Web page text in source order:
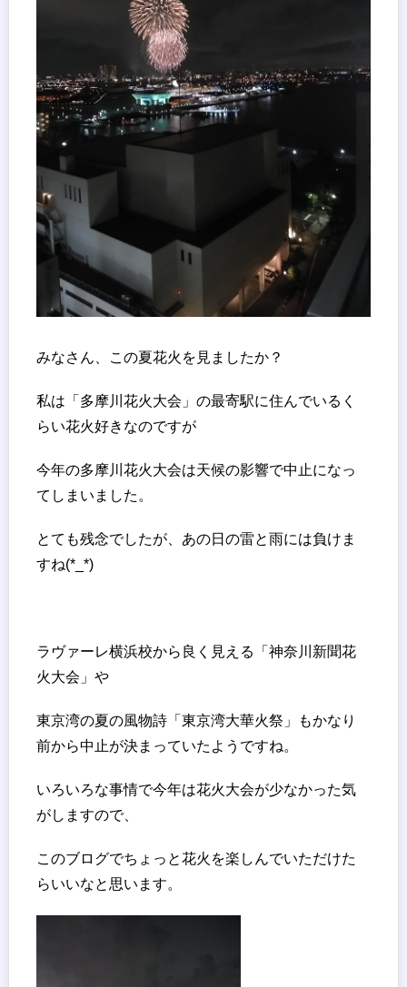
みなさん、この夏花火を見ましたか？
私は「多摩川花火大会」の最寄駅に住んでいるく
らい花火好きなのですが
今年の多摩川花火大会は天候の影響で中止になっ
てしまいました。
とても残念でしたが、あの日の雷と雨には負けま
すね(*_*)
ラヴァーレ横浜校から良く見える「神奈川新聞花
火大会」や
東京湾の夏の風物詩「東京湾大華火祭」もかなり
前から中止が決まっていたようですね。
いろいろな事情で今年は花火大会が少なかった気
がしますので、
このブログでちょっと花火を楽しんでいただけた
らいいなと思います。